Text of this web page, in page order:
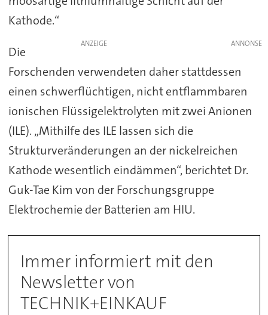
Kathode.“
ANZEIGE
Die
Forschenden verwendeten daher stattdessen
einen schwerflüchtigen, nicht entflammbaren
ionischen Flüssigelektrolyten mit zwei Anionen
(ILE). „Mithilfe des ILE lassen sich die
Strukturveränderungen an der nickelreichen
Kathode wesentlich eindämmen“, berichtet Dr.
Guk-Tae Kim von der Forschungsgruppe
Elektrochemie der Batterien am HIU.
Immer informiert mit den
Newsletter von
TECHNIK+EINKAUF